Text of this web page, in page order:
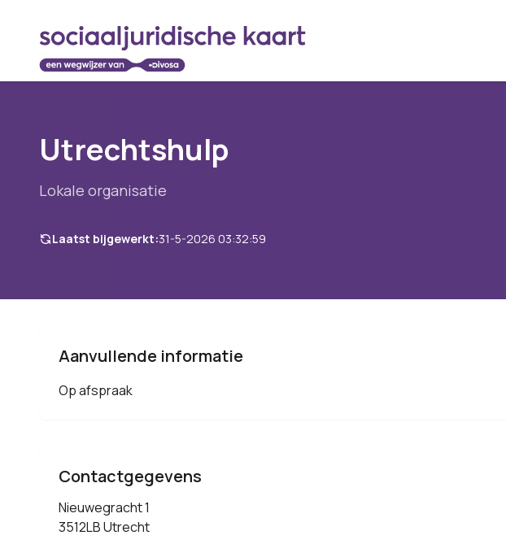
Utrechtshulp
Lokale organisatie
Laatst bijgewerkt:31-5-2026 03:32:59
Aanvullende informatie
Op afspraak
Contactgegevens
Nieuwegracht 1
3512LB Utrecht